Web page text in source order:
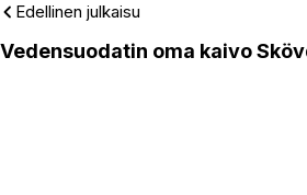
Edellinen julkaisu
Vedensuodatin oma kaivo